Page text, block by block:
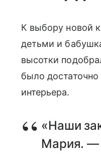
К выбору новой
детьми и
высотки
было
интерьера.
«Наши
Мария. —